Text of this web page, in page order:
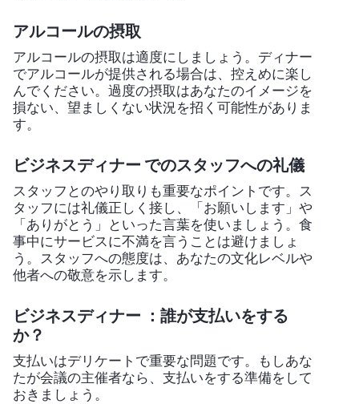
アルコールの摂取
アルコールの摂取は適度にしましょう。ディナー
でアルコールが提供される場合は、控えめに楽し
んでください。過度の摂取はあなたのイメージを
損ない、望ましくない状況を招く可能性がありま
す。
ビジネスディナー でのスタッフへの礼儀
スタッフとのやり取りも重要なポイントです。ス
タッフには礼儀正しく接し、「お願いします」や
「ありがとう」といった言葉を使いましょう。食
事中にサービスに不満を言うことは避けましょ
う。スタッフへの態度は、あなたの文化レベルや
他者への敬意を示します。
ビジネスディナー ：誰が支払いをする
か？
支払いはデリケートで重要な問題です。もしあな
たが会議の主催者なら、支払いをする準備をして
おきましょう。